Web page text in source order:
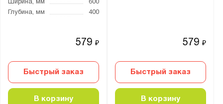
Ширина, мм
600
Глубина, мм
400
579₽
Быстрый заказ
В корзину
579₽
Быстрый заказ
В корзину